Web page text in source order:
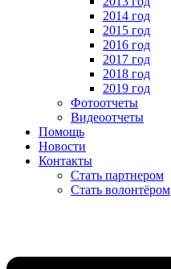
2014 год
2015 год
2016 год
2017 год
2018 год
2019 год
Фотоотчеты
Видеоотчеты
Помощь
Новости
Контакты
Стать партнером
Стать волонтёром